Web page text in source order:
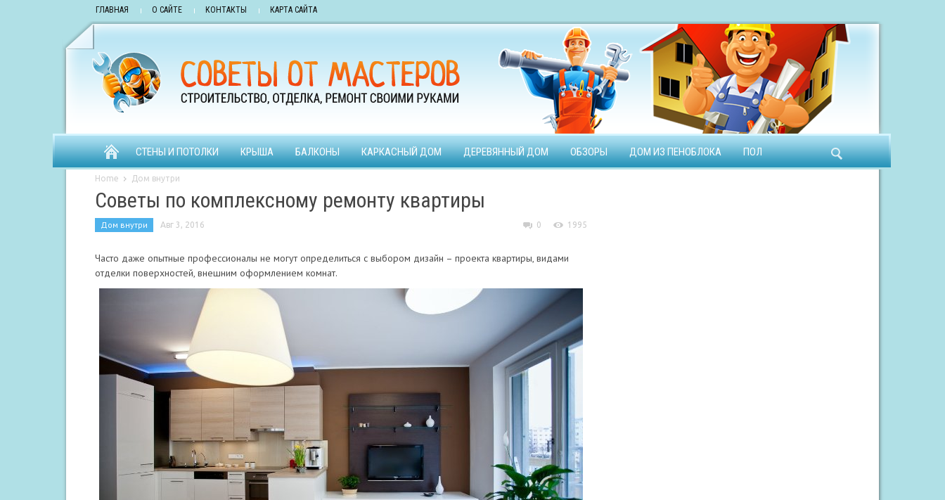
ГЛАВНАЯ О САЙТЕ КОНТАКТЫ КАРТА САЙТА
СТЕНЫ И ПОТОЛКИ КРЫША БАЛКОНЫ КАРКАСНЫЙ ДОМ ДЕРЕВЯННЫЙ ДОМ ОБЗОРЫ ДОМ ИЗ ПЕНОБЛОКА ПОЛ
Home Дом внутри
Советы по комплексному ремонту квартиры
Дом внутри Авг 3, 2016 0 1995
Часто даже опытные профессионалы не могут определиться с выбором дизайн – проекта квартиры, видами
отделки поверхностей, внешним оформлением комнат.